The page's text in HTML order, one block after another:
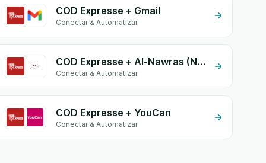
COD Expresse + Gmail
Conectar & Automatizar
COD Expresse + Al-Nawras (Nawris)
Conectar & Automatizar
COD Expresse + YouCan
Conectar & Automatizar